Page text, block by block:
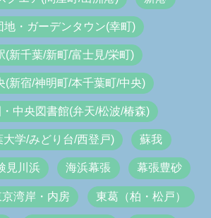
地・ガーデンタウン(幸町)
(新千葉/新町/富士見/栄町)
(新宿/神明町/本千葉町/中央)
中央図書館(弁天/松波/椿森)
大学/みどり台/西登戸) 蘇我
見川浜 海浜幕張 幕張豊砂
京湾岸・内房 東葛（柏・松戸）